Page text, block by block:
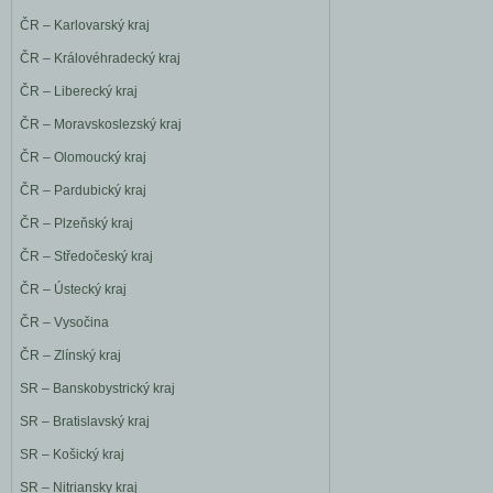
ČR – Karlovarský kraj
ČR – Královéhradecký kraj
ČR – Liberecký kraj
ČR – Moravskoslezský kraj
ČR – Olomoucký kraj
ČR – Pardubický kraj
ČR – Plzeňský kraj
ČR – Středočeský kraj
ČR – Ústecký kraj
ČR – Vysočina
ČR – Zlínský kraj
SR – Banskobystrický kraj
SR – Bratislavský kraj
SR – Košický kraj
SR – Nitriansky kraj